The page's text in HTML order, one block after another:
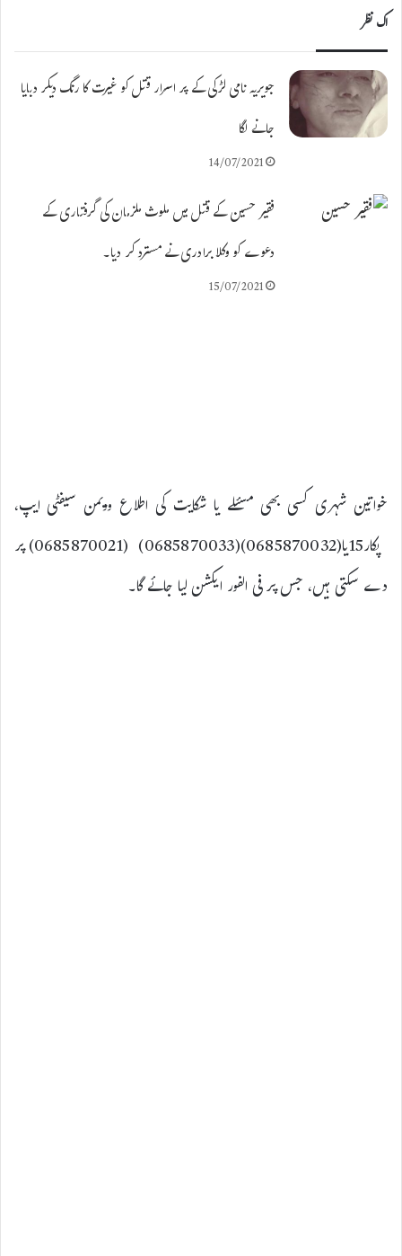
اک نظر
جویریہ نامی لڑکی کے پر اسرار قتل کو غیرت کا رنگ دیکر دبایا
جانے لگا
14/07/2021
فقیر حسین کے قتل میں ملوث ملزمان کی گرفتاری کے
دعوے کو وکلا برادری نے مسترد کر دیا۔
15/07/2021
خواتین شہری کسی بھی مسئلے یا شکایت کی اطلاع وویمن سیفٹی ایپ،
پکار15یا(0685870032)(
0685870033) (0685870021) پر
دے سکتی ہیں، جس پر فی الفور ایکشن لیا جائے گا۔